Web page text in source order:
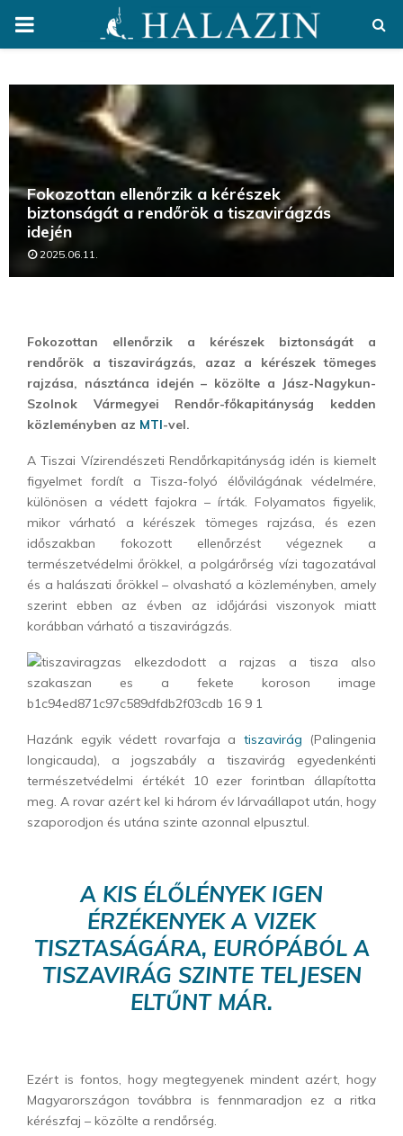
PRIMARY
Fokozottan ellenőrzik a kérészek
biztonságát a rendőrök a tiszavirágzás
idején
2025.06.11.
Fokozottan ellenőrzik a kérészek biztonságát a
rendőrök a tiszavirágzás, azaz a kérészek tömeges
rajzása, násztánca idején – közölte a Jász-Nagykun-
Szolnok Vármegyei Rendőr-főkapitányság kedden
közleményben az MTI-vel.
A Tiszai Vízirendészeti Rendőrkapitányság idén is kiemelt
figyelmet fordít a Tisza-folyó élővilágának védelmére,
különösen a védett fajokra – írták. Folyamatos figyelik,
mikor várható a kérészek tömeges rajzása, és ezen
időszakban fokozott ellenőrzést végeznek a
természetvédelmi őrökkel, a polgárőrség vízi tagozatával
és a halászati őrökkel – olvasható a közleményben, amely
szerint ebben az évben az időjárási viszonyok miatt
korábban várható a tiszavirágzás.
Hazánk egyik védett rovarfaja a tiszavirág (Palingenia
longicauda), a jogszabály a tiszavirág egyedenkénti
természetvédelmi értékét 10 ezer forintban állapította
meg. A rovar azért kel ki három év lárvaállapot után, hogy
szaporodjon és utána szinte azonnal elpusztul.
A KIS ÉLŐLÉNYEK IGEN
ÉRZÉKENYEK A VIZEK
TISZTASÁGÁRA, EURÓPÁBÓL A
TISZAVIRÁG SZINTE TELJESEN
ELTŰNT MÁR.
Ezért is fontos, hogy megtegyenek mindent azért, hogy
Magyarországon továbbra is fennmaradjon ez a ritka
kérészfaj – közölte a rendőrség.